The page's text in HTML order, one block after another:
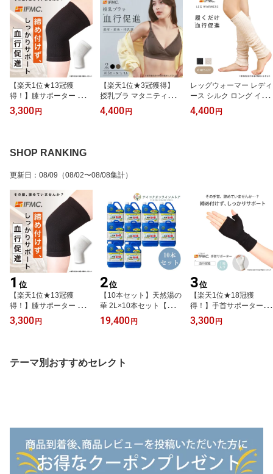
【楽天1位★13冠獲
得！】膝サポーター スポ
ーツ ひざ 関節痛 柔らか
い 締め付けない 膝の痛
保温 冷え対策 高齢者 転
倒防止 変形性膝関節症
傷 痛み《サポーター》
3,300 円
【楽天1位★3冠獲得】
授乳ブラ マタニティブラ
前開き 垂れ防止 授乳 ブ
ラ 下着 マタニティ ブラ
C.《衣類》
4,400 円
レッグウォーマー レディ
ース シルク ロング イフ
ミック IFMC. ゆったり
《衣類》
4,400 円
SHOP RANKING
更新日 ： 08/09 （08/02〜08/08集計）
1 位
【楽天1位★13冠獲
得！】膝サポーター スポ
ーツ ひざ 関節痛 柔らか
い 締め付けない 膝の痛
保温 冷え対策 高齢者 転
倒防止 変形性膝関節症
3,300 円
2位
【10本セット】天然湯の
華 2L×10本セット【神秘
のにごり湯】【赤ちゃん
も安心の天然入浴剤】
19,400 円
3位
【楽天1位★18冠獲
得！】手首サポーター 産
後 腱鞘炎 子育て 育児 保
温 痛み 女性 男性 高齢者
3,300 円
テーマ別おすすめセレクト